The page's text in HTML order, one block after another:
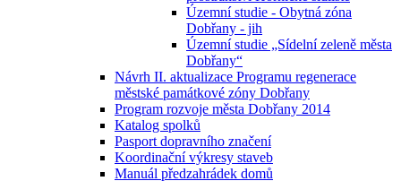
Územní studie - Obytná zóna
Dobřany - jih
Územní studie „Sídelní zeleně města
Dobřany“
Návrh II. aktualizace Programu regenerace
městské památkové zóny Dobřany
Program rozvoje města Dobřany 2014
Katalog spolků
Pasport dopravního značení
Koordinační výkresy staveb
Manuál předzahrádek domů